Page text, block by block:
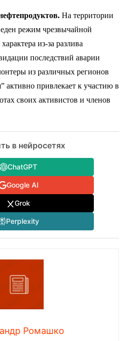
На территории
режим чрезвычайной
из-за разлива
последствий аварии
из различных регионов
активно привлекает к участию в
своих активистов и членов
в нейросетях
ChatGPT
Google AI
Grok
Perplexity
Ромашко